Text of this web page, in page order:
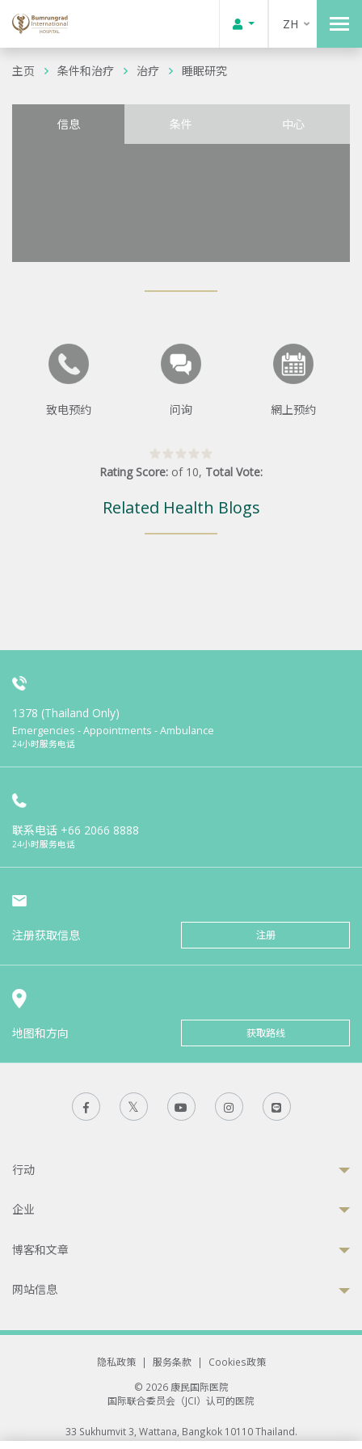
ZH
主页 条件和治疗 治疗 睡眠研究
信息 条件 中心
致电预约 问询 網上预约
Rating Score: of 10, Total Vote:
Related Health Blogs
1378 (Thailand Only)
Emergencies - Appointments - Ambulance
24小时服务电话
联系电话 +66 2066 8888
24小时服务电话
注册获取信息 注册
地图和方向 获取路线
行动
企业
博客和文章
网站信息
隐私政策 | 服务条款 |
Cookies政策
© 2026 康民国际医院
国际联合委员会（JCI）认可的医院
33 Sukhumvit 3, Wattana, Bangkok 10110 Thailand.
All rights reserved.